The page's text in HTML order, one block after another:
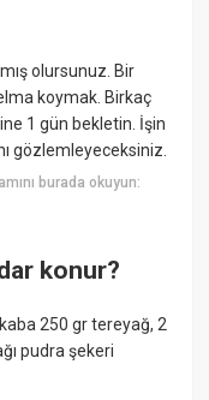
olursunuz. Bir
koymak. Birkaç
1 gün bekletin. İşin
gözlemleyeceksiniz.
burada okuyun:
konur?
250 gr tereyağ, 2
pudra şekeri